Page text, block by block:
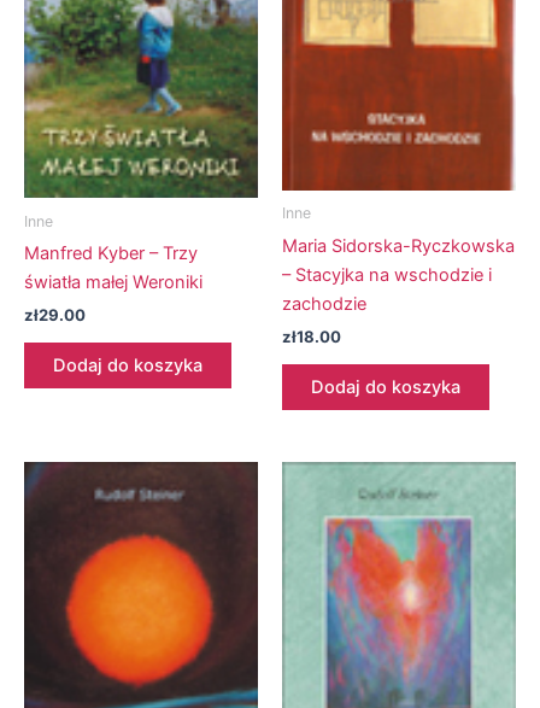
Inne
Manfred Kyber – Trzy
światła małej Weroniki
zł29.00
Dodaj do koszyka
Inne
Maria Sidorska-Ryczkowska
– Stacyjka na wschodzie i
zachodzie
zł18.00
Dodaj do koszyka